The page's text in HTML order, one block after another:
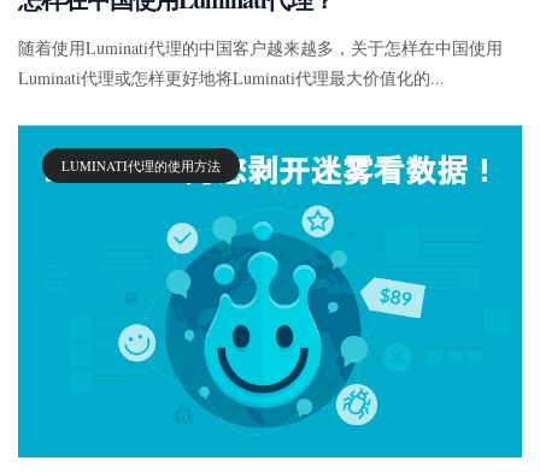
随着使用Luminati代理的中国客户越来越多，关于怎样在中国使用
Luminati代理或怎样更好地将Luminati代理最大价值化的...
LUMINATI代理的使用方法